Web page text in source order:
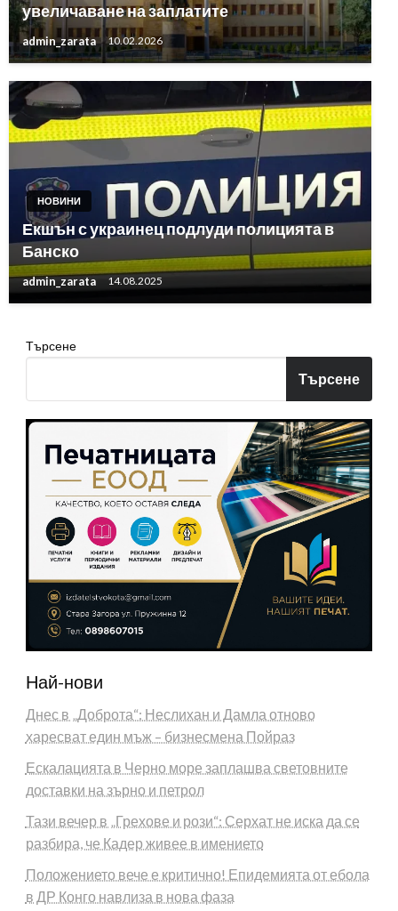
увеличаване на заплатите
admin_zarata 10.02.2026
НОВИНИ
Екшън с украинец подлуди полицията в
Банско
admin_zarata 14.08.2025
Търсене
Търсене
Най-нови
Днес в „Доброта“: Неслихан и Дамла отново
харесват един мъж – бизнесмена Пойраз
Ескалацията в Черно море заплашва световните
доставки на зърно и петрол
Тази вечер в „Грехове и рози“: Серхат не иска да се
разбира, че Кадер живее в имението
Положението вече е критично! Епидемията от ебола
в ДР Конго навлиза в нова фаза